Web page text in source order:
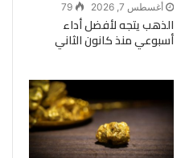
أغسطس 7, 2026 79
الذهب يتجه لأفضل أداء
أسبوعي منذ كانون الثاني